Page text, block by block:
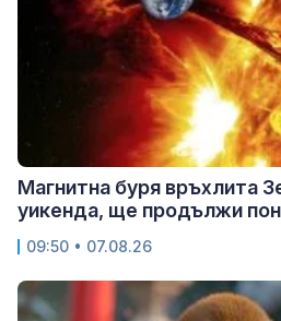
Магнитна буря връхлита
уикенда, ще продължи
09:50 • 07.08.26